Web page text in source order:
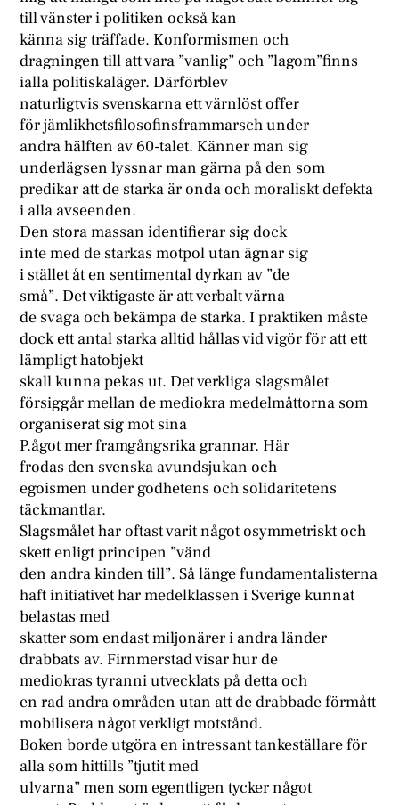
till vänster i politiken också kan
känna sig träffade. Konformismen och
dragningen till att vara ”vanlig” och ”lagom”finns
ialla politiskaläger. Därförblev
naturligtvis svenskarna ett värnlöst offer
för jämlikhetsfilosofinsframmarsch under
andra hälften av 60-talet. Känner man sig
underlägsen lyssnar man gärna på den som
predikar att de starka är onda och moraliskt defekta
i alla avseenden.
Den stora massan identifierar sig dock
inte med de starkas motpol utan ägnar sig
i stället åt en sentimental dyrkan av ”de
små”. Det viktigaste är att verbalt värna
de svaga och bekämpa de starka. I praktiken måste
dock ett antal starka alltid hållas vid vigör för att ett
lämpligt hatobjekt
skall kunna pekas ut. Det verkliga slagsmålet
försiggår mellan de mediokra medelmåttorna som
organiserat sig mot sina
P.ågot mer framgångsrika grannar. Här
frodas den svenska avundsjukan och
egoismen under godhetens och solidaritetens
täckmantlar.
Slagsmålet har oftast varit något osymmetriskt och
skett enligt principen ”vänd
den andra kinden till”. Så länge fundamentalisterna
haft initiativet har medelklassen i Sverige kunnat
belastas med
skatter som endast miljonärer i andra länder
drabbats av. Firnmerstad visar hur de
mediokras tyranni utvecklats på detta och
en rad andra områden utan att de drabbade förmått
mobilisera något verkligt motstånd.
Boken borde utgöra en intressant tankeställare för
alla som hittills ”tjutit med
ulvarna” men som egentligen tycker något